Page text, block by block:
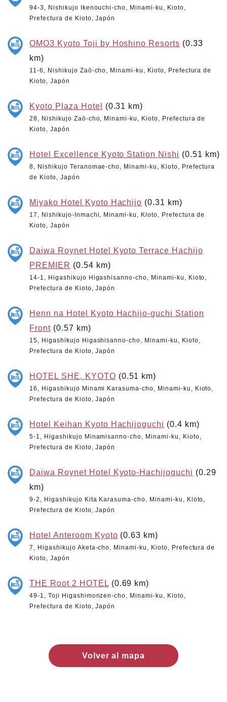
94-3, Nishikujo Ikenouchi-cho, Minami-ku, Kioto,
Prefectura de Kioto, Japón
OMO3 Kyoto Toji by Hoshino Resorts (0.33
km)
11-6, Nishikujo Zaō-cho, Minami-ku, Kioto, Prefectura de
Kioto, Japón
Kyoto Plaza Hotel (0.31 km)
28, Nishikujo Zaō-cho, Minami-ku, Kioto, Prefectura de
Kioto, Japón
Hotel Excellence Kyoto Station Nishi (0.51 km)
8, Nishikujo Teranomae-cho, Minami-ku, Kioto, Prefectura
de Kioto, Japón
Miyako Hotel Kyoto Hachijo (0.31 km)
17, Nishikujo-Inmachi, Minami-ku, Kioto, Prefectura de
Kioto, Japón
Daiwa Roynet Hotel Kyoto Terrace Hachijo
PREMIER (0.54 km)
14-1, Higashikujo Higashisanno-cho, Minami-ku, Kioto,
Prefectura de Kioto, Japón
Henn na Hotel Kyoto Hachijo-guchi Station
Front (0.57 km)
15, Higashikujo Higashisanno-cho, Minami-ku, Kioto,
Prefectura de Kioto, Japón
HOTEL SHE, KYOTO (0.51 km)
16, Higashikujo Minami Karasuma-cho, Minami-ku, Kioto,
Prefectura de Kioto, Japón
Hotel Keihan Kyoto Hachijoguchi (0.4 km)
5-1, Higashikujo Minamisanno-cho, Minami-ku, Kioto,
Prefectura de Kioto, Japón
Daiwa Roynet Hotel Kyoto-Hachijoguchi (0.29
km)
9-2, Higashikujo Kita Karasuma-cho, Minami-ku, Kioto,
Prefectura de Kioto, Japón
Hotel Anteroom Kyoto (0.63 km)
7, Higashikujo Aketa-cho, Minami-ku, Kioto, Prefectura de
Kioto, Japón
THE Root 2 HOTEL (0.69 km)
49-1, Toji Higashimonzen-cho, Minami-ku, Kioto,
Prefectura de Kioto, Japón
Volver al mapa